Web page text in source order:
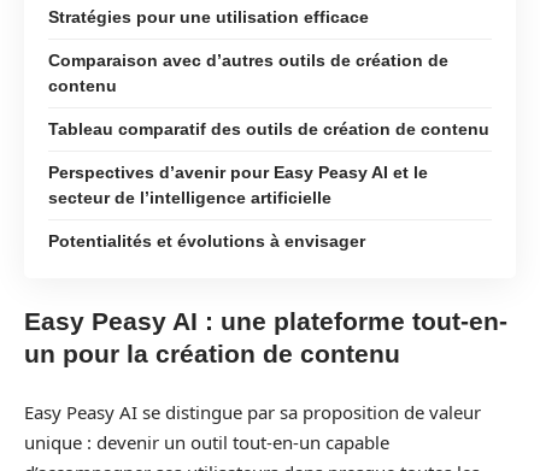
Stratégies pour une utilisation efficace
Comparaison avec d’autres outils de création de
contenu
Tableau comparatif des outils de création de contenu
Perspectives d’avenir pour Easy Peasy AI et le
secteur de l’intelligence artificielle
Potentialités et évolutions à envisager
Easy Peasy AI : une plateforme tout-en-
un pour la création de contenu
Easy Peasy AI se distingue par sa proposition de valeur
unique : devenir un outil tout-en-un capable